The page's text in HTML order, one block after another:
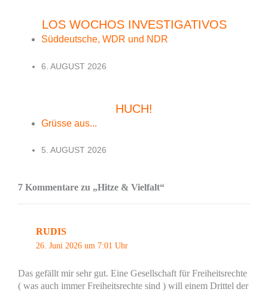
LOS WOCHOS INVESTIGATIVOS
Süddeutsche, WDR und NDR
6. AUGUST 2026
HUCH!
Grüsse aus...
5. AUGUST 2026
7 Kommentare zu „Hitze & Vielfalt“
RUDIS
26. Juni 2026 um 7:01 Uhr
Das gefällt mir sehr gut. Eine Gesellschaft für Freiheitsrechte
( was auch immer Freiheitsrechte sind ) will einem Drittel der